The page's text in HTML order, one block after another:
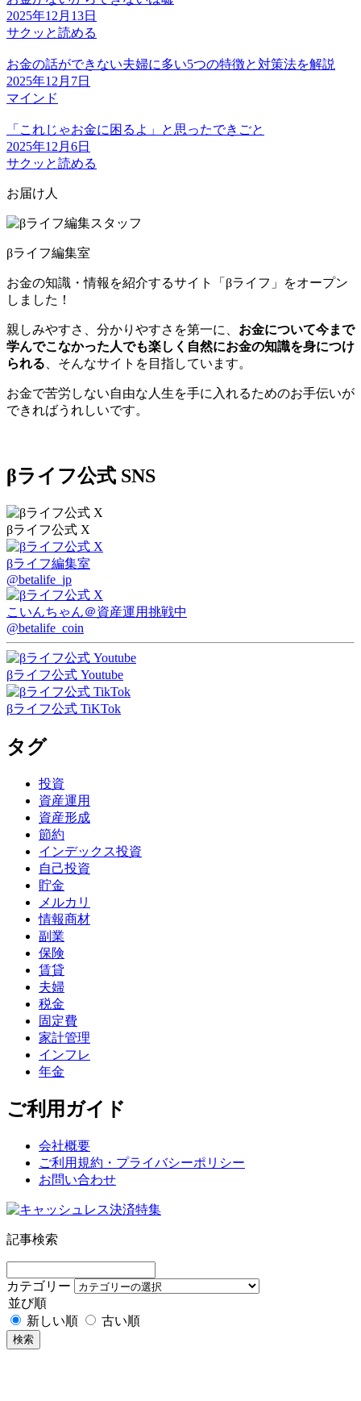
2025年12月13日
サクッと読める
お金の話ができない夫婦に多い5つの特徴と対策法を解説
2025年12月7日
マインド
「これじゃお金に困るよ」と思ったできごと
2025年12月6日
サクッと読める
お届け人
βライフ編集室
お金の知識・情報を紹介するサイト「βライフ」をオープン
しました！
親しみやすさ、分かりやすさを第一に、 お金について今まで
学んでこなかった人でも楽しく自然にお金の知識を身につけ
られる 、そんなサイトを目指しています。
お金で苦労しない自由な人生を手に入れるためのお手伝いが
できればうれしいです。
βライフ公式 SNS
βライフ公式 X
βライフ編集室
@betalife_jp
こいんちゃん＠資産運用挑戦中
@betalife_coin
βライフ公式 Youtube
βライフ公式 TiKTok
タグ
投資
資産運用
資産形成
節約
インデックス投資
自己投資
貯金
メルカリ
情報商材
副業
保険
賃貸
夫婦
税金
固定費
家計管理
インフレ
年金
ご利用ガイド
会社概要
ご利用規約・プライバシーポリシー
お問い合わせ
記事検索
カテゴリー
並び順
新しい順
古い順